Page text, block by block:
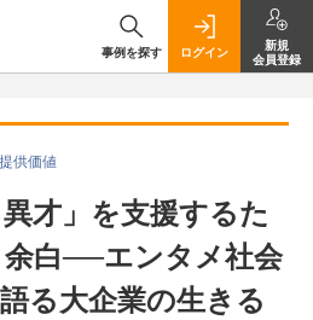
事例を探す ログイン
新規
会員登録
供価値
才」を支援するた
白──エンタメ社会
る大企業の生きる